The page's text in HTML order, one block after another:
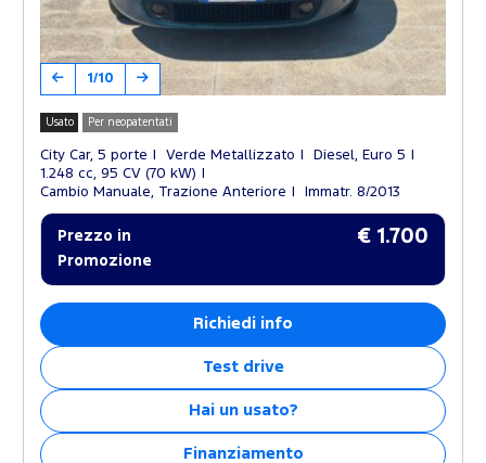
1/10
Usato Per neopatentati
City Car, 5 porte Verde Metallizzato
Diesel, Euro 5
1.248 cc, 95 CV (70 kW)
Cambio Manuale, Trazione Anteriore
Immatr. 8/2013
Prezzo in
Promozione
€ 1.700
Richiedi info
Test drive
Hai un usato?
Finanziamento